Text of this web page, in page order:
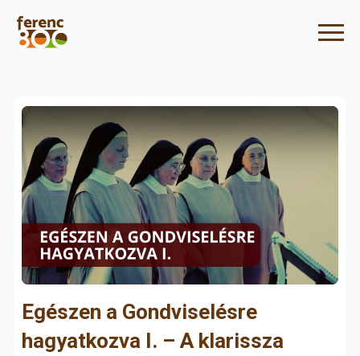
Egészen a Gondviselésre
hagyatkozva I. – A klarissza